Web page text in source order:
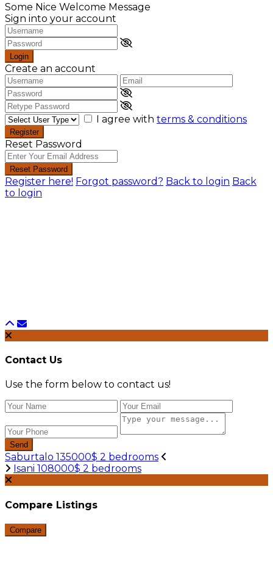
Some Nice Welcome Message
Sign into your account
Login
Create an account
I agree with terms & conditions
Register
Reset Password
Reset Password
Register here! Forgot password? Back to login Back
to login
Contact Us
Use the form below to contact us!
Send
Saburtalo 135000$ 2 bedrooms
Isani 108000$ 2 bedrooms
Compare Listings
Compare